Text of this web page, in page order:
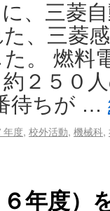
、三菱
、三菱
。 燃料
２５０
待ちが …
年度, 校外活動, 機械科,
年度）